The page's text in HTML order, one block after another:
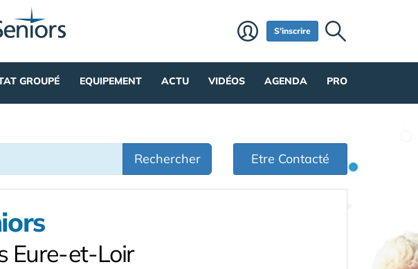
S'inscrire
GROUPÉ EQUIPEMENT ACTU VIDÉOS AGENDA PRO
Rechercher Etre Contacté
Eure-et-Loir